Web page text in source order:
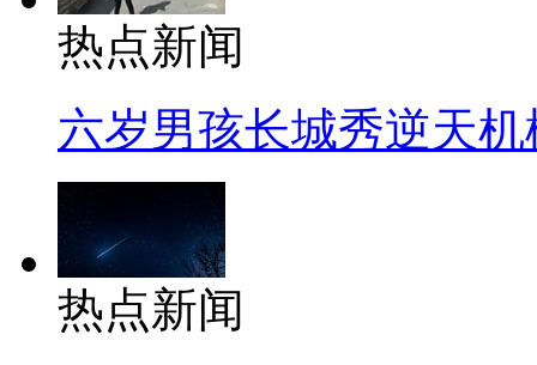
热点新闻
六岁男孩长城秀逆天机
热点新闻